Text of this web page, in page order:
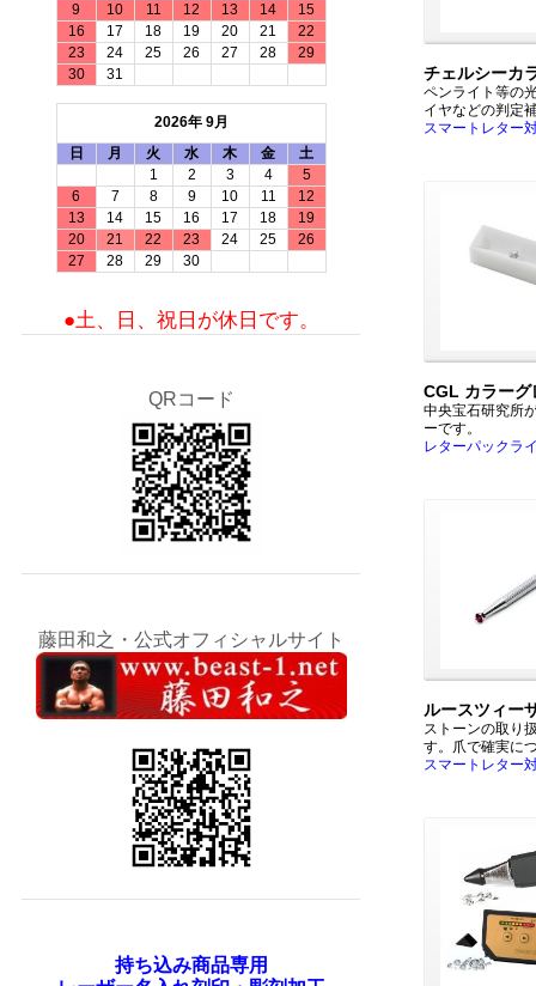
チェルシーカ
ペンライト等の
イヤなどの判定
スマートレター
CGL カラーグ
中央宝石研究所
ーです。
レターパックラ
ルースツィー
ストーンの取り
す。爪で確実に
スマートレター
9
10 11 12 13 14
15
16
17 18 19 20 21
22
23
24 25 26 27 28
29
30
31
2026年 9月
日
月 火 水 木 金
土
1
2 3 4
5
6
7 8 9 10 11
12
13
14 15 16 17 18
19
20
21 22 23 24 25
26
27
28 29 30
●土、日、祝日が休日です。
QRコード
藤田和之・公式オフィシャルサイト
持ち込み商品専用